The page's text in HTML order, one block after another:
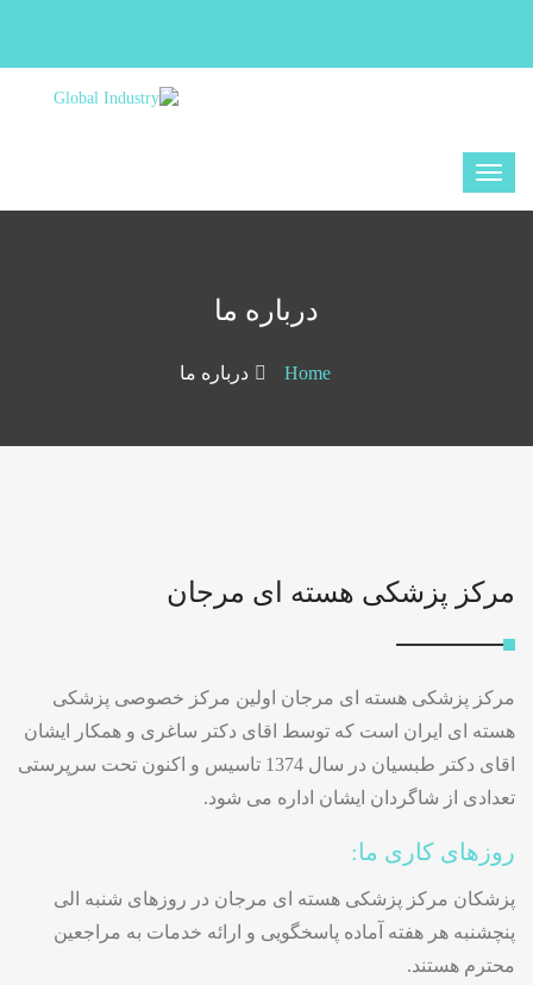
درباره ما
Home درباره ما
مرکز پزشکی هسته ای مرجان
مرکز پزشکی هسته ای مرجان اولین مرکز خصوصی پزشکی
هسته ای ایران است که توسط اقای دکتر ساغری و همکار ایشان
اقای دکتر طبسیان در سال 1374 تاسیس و اکنون تحت سرپرستی
تعدادی از شاگردان ایشان اداره می شود.
روزهای کاری ما:
پزشکان مرکز پزشکی هسته ای مرجان در روزهای شنبه الی
پنچشنبه هر هفته آماده پاسخگویی و ارائه خدمات به مراجعین
محترم هستند.